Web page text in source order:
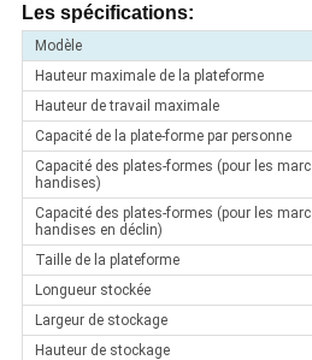
Les spécifications:
Modèle
Hauteur maximale de la plateforme
Hauteur de travail maximale
Capacité de la plate-forme par personne
Capacité des plates-formes (pour les marc
handises)
Capacité des plates-formes (pour les marc
handises en déclin)
Taille de la plateforme
Longueur stockée
Largeur de stockage
Hauteur de stockage